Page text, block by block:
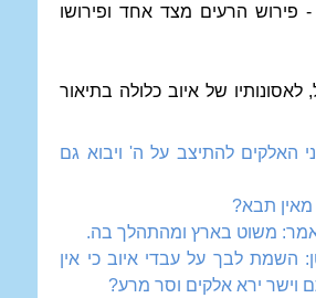
- פירוש הרעים מצד אחד ופירושו
של איוב כלולה בתיאור
האלקים להתיצב על ה' ויבוא גם
תבא?
משוט בארץ ומהתהלך בה.
השמת לבך על עבדי איוב כי אין
וישר ירא אלקים וסר מרע?